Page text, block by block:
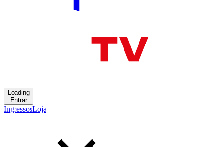
Loading
Entrar
IngressosLoja